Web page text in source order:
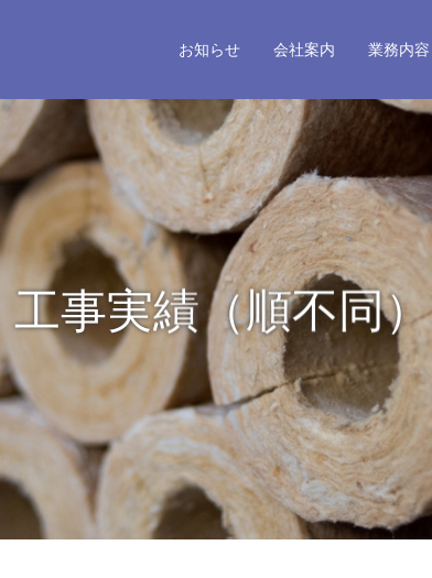
お知らせ 会社案内 業務内容
工事実績（順不同）